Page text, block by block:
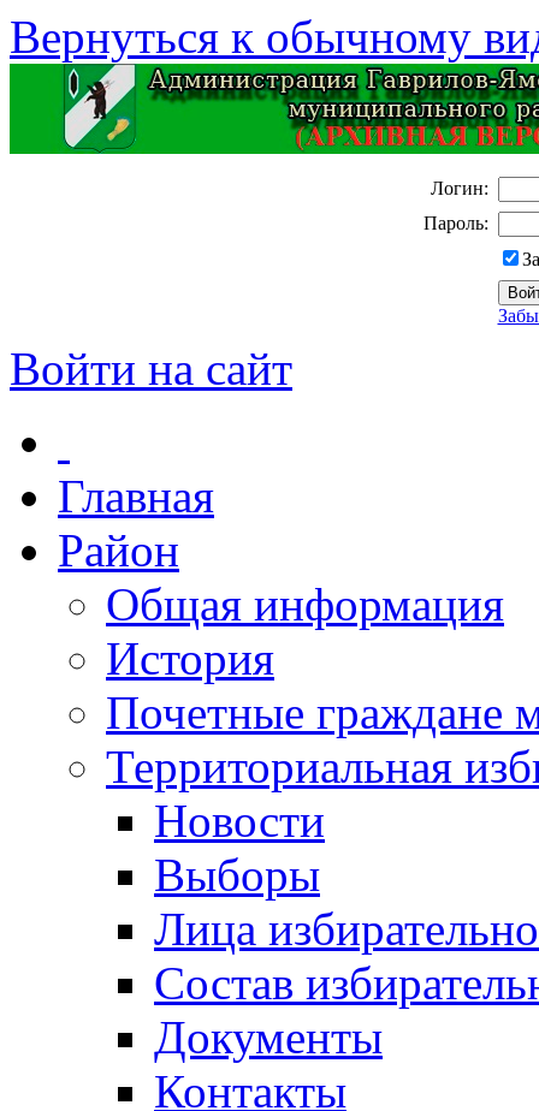
Вернуться к обычному
Логин:
Пароль:
Войти на сайт
Главная
Район
Общая информация
История
Почетные граждане
Территориальная
Новости
Выборы
Лица
Состав
Документы
Контакты